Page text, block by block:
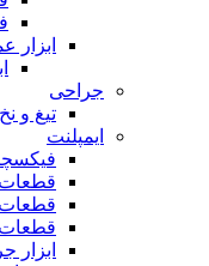
ابزار
جراحی
تیغ و
ایمپلنت
قطعات
ابزار